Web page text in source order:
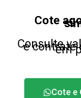
Cote
Consulte
e contrate
em
Cote e